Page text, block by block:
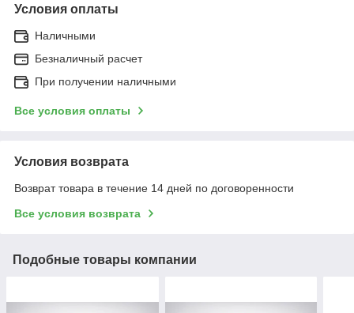
Условия оплаты
Наличными
Безналичный расчет
При получении наличными
Все условия оплаты
Условия возврата
Возврат товара в течение 14 дней по договоренности
Все условия возврата
Подобные товары компании